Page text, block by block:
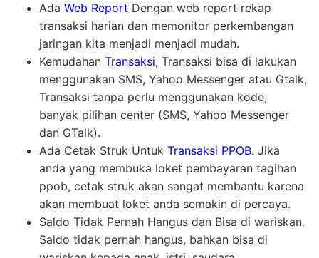
Ada Web Report Dengan web report rekap
transaksi harian dan memonitor perkembangan
jaringan kita menjadi menjadi mudah.
Kemudahan Transaksi, Transaksi bisa di lakukan
menggunakan SMS, Yahoo Messenger atau Gtalk,
Transaksi tanpa perlu menggunakan kode,
banyak pilihan center (SMS, Yahoo Messenger
dan GTalk).
Ada Cetak Struk Untuk Transaksi PPOB. Jika
anda yang membuka loket pembayaran tagihan
ppob, cetak struk akan sangat membantu karena
akan membuat loket anda semakin di percaya.
Saldo Tidak Pernah Hangus dan Bisa di wariskan.
Saldo tidak pernah hangus, bahkan bisa di